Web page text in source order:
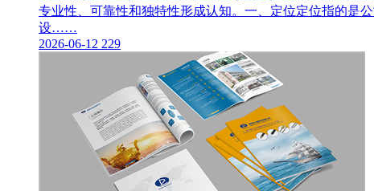
专业性、可靠性和独特性形成认知。一、定位定位指的是
设……
2026-06-12 229